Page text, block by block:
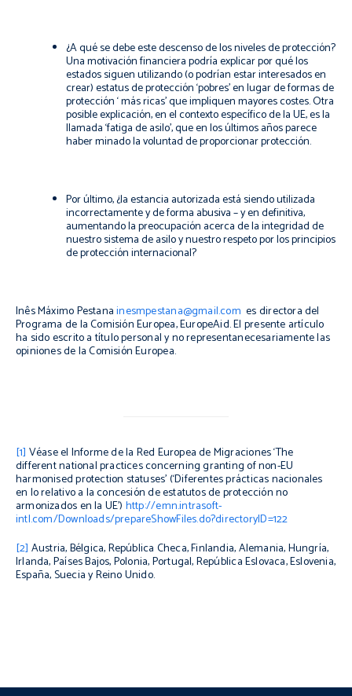
¿A qué se debe este descenso de los niveles de protección?
Una motivación financiera podría explicar por qué los
estados siguen utilizando (o podrían estar interesados en
crear) estatus de protección ‘pobres’ en lugar de formas de
protección ‘ más ricas’ que impliquen mayores costes. Otra
posible explicación, en el contexto específico de la UE, es la
llamada ‘fatiga de asilo’, que en los últimos años parece
haber minado la voluntad de proporcionar protección.
Por último, ¿la estancia autorizada está siendo utilizada
incorrectamente y de forma abusiva ​​– y en definitiva,
aumentando la preocupación acerca de la integridad de
nuestro sistema de asilo y nuestro respeto por los principios
de protección internacional?
Inês Máximo Pestanainesmpestana@gmail.com es directora del
Programa de la Comisión Europea, EuropeAid. El presente artículo
ha sido escrito a título personal y norepresentanecesariamentelas
opiniones de la Comisión Europea.
[1] Véase el Informe de la Red Europea de Migraciones ‘The
different national practices concerning granting of non-EU
harmonised protection statuses’ (‘Diferentes prácticas nacionales
en lo relativo a la concesión de estatutos de protección no
armonizados en la UE’) http://emn.intrasoft-
intl.com/Downloads/prepareShowFiles.do?directoryID=122
[2] Austria, Bélgica, República Checa, Finlandia, Alemania, Hungría,
Irlanda, Países Bajos, Polonia, Portugal, República Eslovaca, Eslovenia,
España, Suecia y Reino Unido.